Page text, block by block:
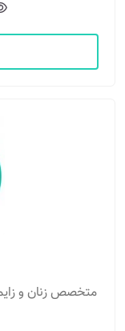
متخصص زنان و